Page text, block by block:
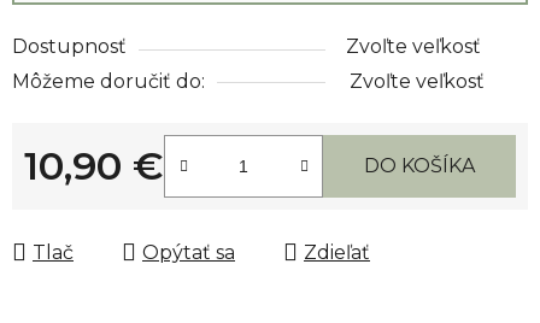
Dostupnosť
Zvoľte veľkosť
Môžeme doručiť do:
Zvoľte veľkosť
10,90 €
Jednotková cena:
DO KOŠÍKA
Tlač Opýtať sa Zdieľať